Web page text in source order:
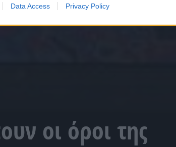
Data Access Privacy Policy
οι όροι της